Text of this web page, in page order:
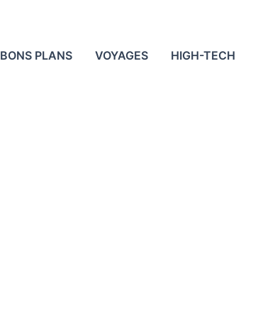
BONS PLANS VOYAGES HIGH-TECH